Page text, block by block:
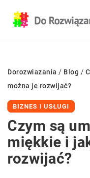
Dorozwiazania / Blog /
można je rozwijać?
BIZNES I USŁUGI
Czym są
miękkie i
rozwijać?